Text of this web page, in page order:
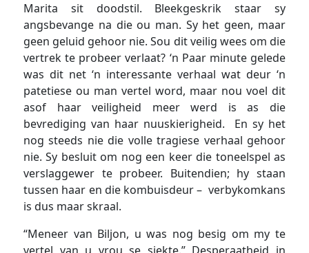
Marita sit doodstil. Bleekgeskrik staar sy
angsbevange na die ou man. Sy het geen, maar
geen geluid gehoor nie. Sou dit veilig wees om die
vertrek te probeer verlaat? ‘n Paar minute gelede
was dit net ‘n interessante verhaal wat deur ‘n
patetiese ou man vertel word, maar nou voel dit
asof haar veiligheid meer werd is as die
bevrediging van haar nuuskierigheid. En sy het
nog steeds nie die volle tragiese verhaal gehoor
nie. Sy besluit om nog een keer die toneelspel as
verslaggewer te probeer. Buitendien; hy staan
tussen haar en die kombuisdeur – verbykomkans
is dus maar skraal.
“Meneer van Biljon, u was nog besig om my te